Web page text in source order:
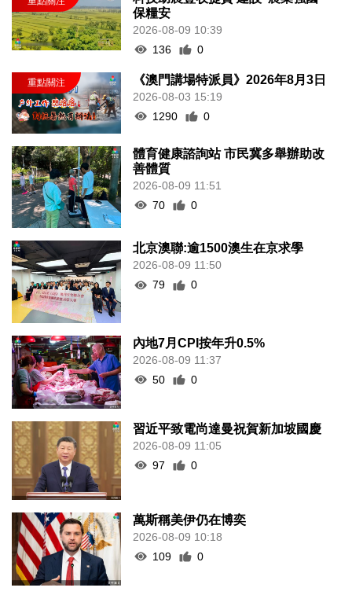
保糧安
2026-08-09 10:39
136
0
《澳門講場特派員》2026年8月3日
2026-08-03 15:19
1290
0
體育健康諮詢站 市民冀多舉辦助改
善體質
2026-08-09 11:51
70
0
北京澳聯:逾1500澳生在京求學
2026-08-09 11:50
79
0
內地7月CPI按年升0.5%
2026-08-09 11:37
50
0
習近平致電尚達曼祝賀新加坡國慶
2026-08-09 11:05
97
0
萬斯稱美伊仍在博奕
2026-08-09 10:18
109
0